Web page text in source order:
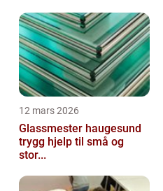
12 mars 2026
Glassmester haugesund
trygg hjelp til små og
stor...